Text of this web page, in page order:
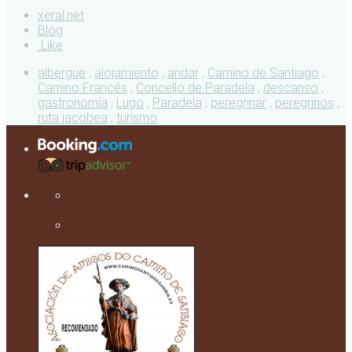
xeral.net
Blog
Like
albergue , alojamiento , andar , Camino de Santiago ,
Camino Francés , Concello de Paradela , descanso ,
gastronomía , Lugo , Paradela , peregrinar , peregrinos ,
ruta jacobea , turismo